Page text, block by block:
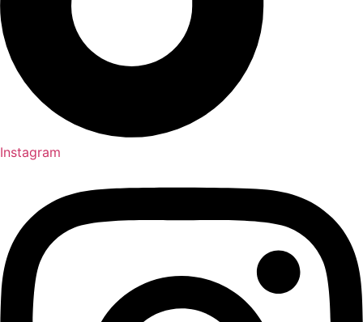
Instagram